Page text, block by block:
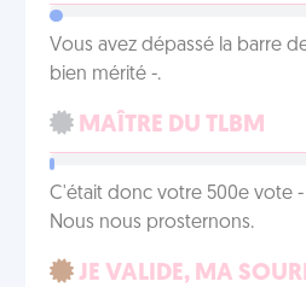
Vous avez dépassé la barre
bien mérité -.
MAÎTRE DU TLBM
C'était donc votre 500e vote
Nous nous prosternons.
JE VALIDE, MA